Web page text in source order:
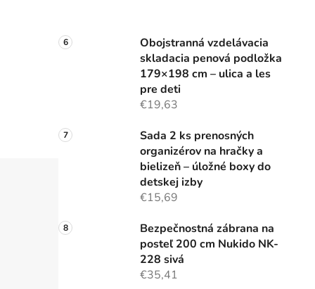
Obojstranná vzdelávacia
skladacia penová podložka
179×198 cm – ulica a les
pre deti
€19,63
Sada 2 ks prenosných
organizérov na hračky a
bielizeň – úložné boxy do
detskej izby
€15,69
Bezpečnostná zábrana na
posteľ 200 cm Nukido NK-
228 sivá
€35,41